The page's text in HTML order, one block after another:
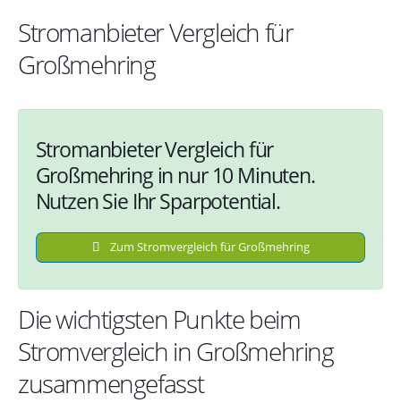
Stromanbieter Vergleich für
Großmehring
Stromanbieter Vergleich für
Großmehring in nur 10 Minuten.
Nutzen Sie Ihr Sparpotential.
Zum Stromvergleich für Großmehring
Die wichtigsten Punkte beim
Stromvergleich in Großmehring
zusammengefasst